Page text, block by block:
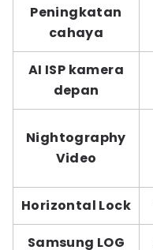
Peningkatan
cahaya
AI ISP kamera
depan
Nightography
Video
Horizontal Lock
Samsung LOG